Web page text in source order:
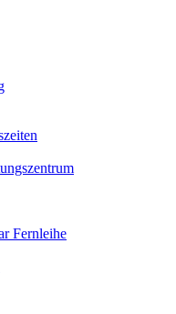
Fernleihe